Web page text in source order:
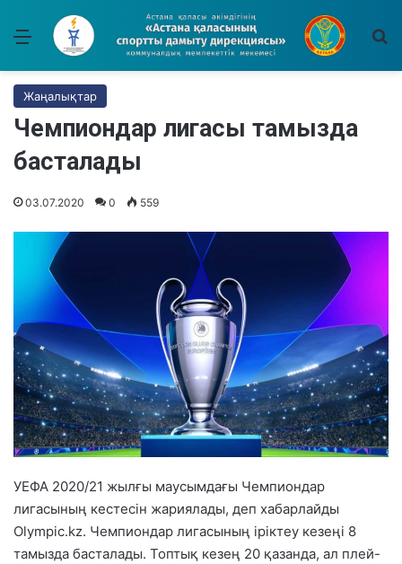
Мәзір
Жаңалықтар
Чемпиондар лигасы тамызда
басталады
03.07.2020 0 559
УЕФА 2020/21 жылғы маусымдағы Чемпиондар
лигасының кестесін жариялады, деп хабарлайды
Olympic.kz. Чемпиондар лигасының іріктеу кезеңі 8
тамызда басталады. Топтық кезең 20 қазанда, ал плей-